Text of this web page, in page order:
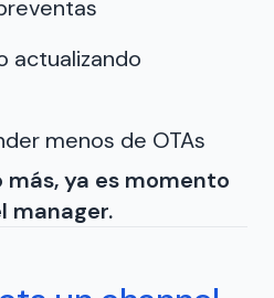
actualizando
menos de OTAs
más, ya es momento
manager.